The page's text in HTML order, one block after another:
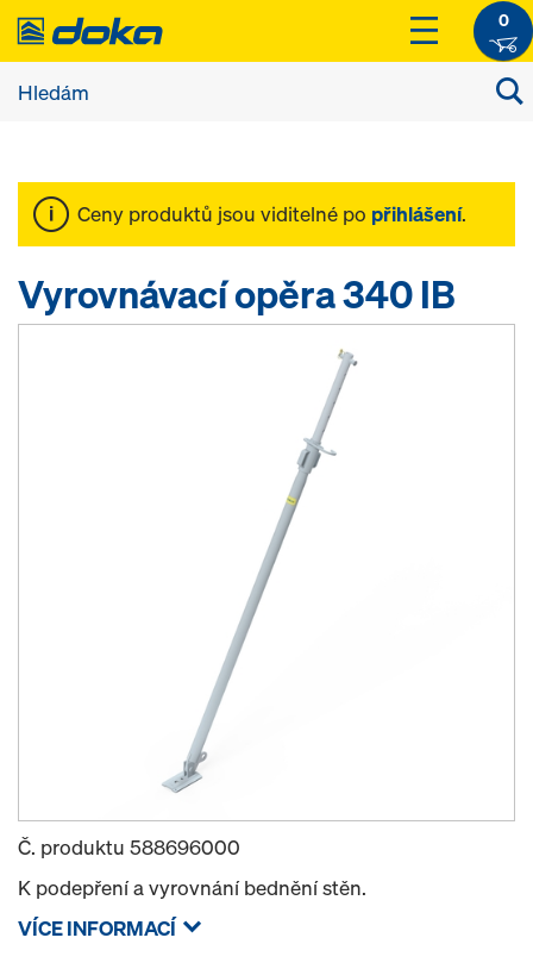
0
Ceny produktů jsou viditelné po přihlášení.
Vyrovnávací opěra 340 IB
Č. produktu 588696000
K podepření a vyrovnání bednění stěn.
VÍCE INFORMACÍ